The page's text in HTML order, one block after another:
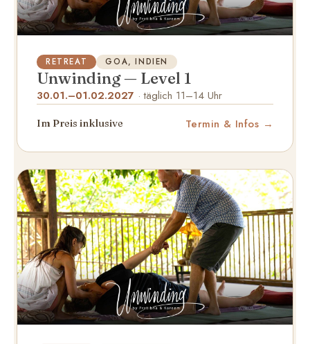
RETREAT GOA, INDIEN
Unwinding — Level 1
30.01.–01.02.2027 · täglich 11–14 Uhr
Im Preis inklusive Termin & Infos